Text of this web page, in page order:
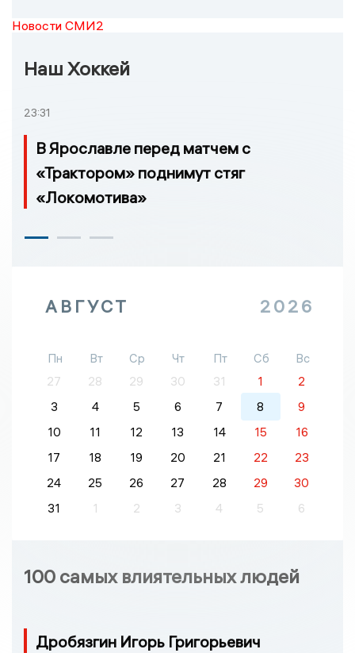
Новости СМИ2
Наш Хоккей
23:31
В Ярославле перед матчем с
«Трактором» поднимут стяг
«Локомотива»
АВГУСТ 2026
Пн Вт Ср Чт Пт Сб
Вс
27
28 29 30 31 1
2
3
4 5 6 7 8
9
10
11 12 13 14 15
16
17
18 19 20 21 22
23
24
25 26 27 28 29
30
31
1 2 3 4 5 6
100 самых влиятельных людей
Дробязгин Игорь Григорьевич